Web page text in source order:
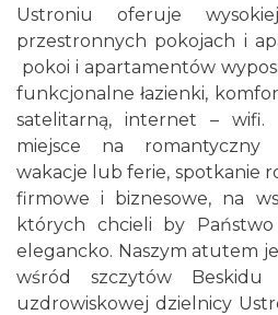
Ustroniu oferuje
przestronnych pokojach i
pokoi i apartamentów
funkcjonalne łazienki,
satelitarną, internet –
miejsce na romantyczny
wakacje lub ferie, spotkanie
firmowe i biznesowe, na
których chcieli by
elegancko. Naszym atutem
wśród szczytów Beskidu
uzdrowiskowej dzielnicy